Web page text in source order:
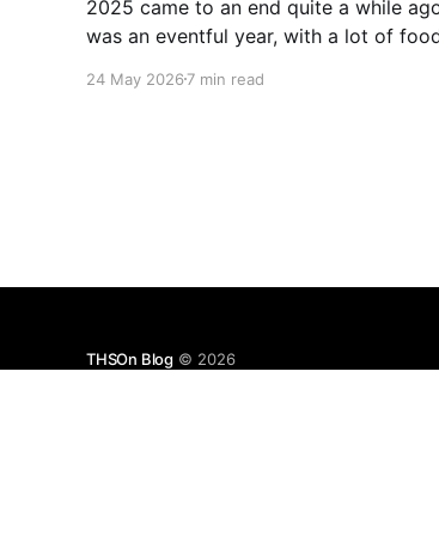
2025 came to an end quite a while
was an eventful year, with a lot of
were many highlights, although with
24 May 2026 7 min read
THSOn Blog © 2026